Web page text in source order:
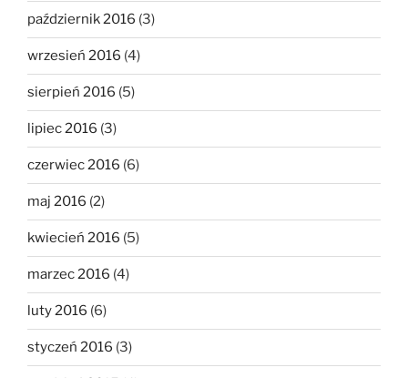
październik 2016 (3)
wrzesień 2016 (4)
sierpień 2016 (5)
lipiec 2016 (3)
czerwiec 2016 (6)
maj 2016 (2)
kwiecień 2016 (5)
marzec 2016 (4)
luty 2016 (6)
styczeń 2016 (3)